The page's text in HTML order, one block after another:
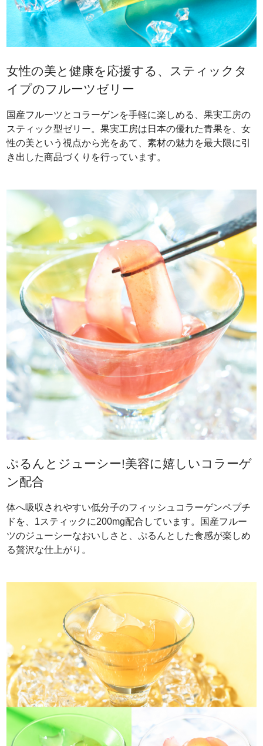
女性の美と健康を応援する、スティックタ
イプのフルーツゼリー
国産フルーツとコラーゲンを手軽に楽しめる、果実工房の
スティック型ゼリー。果実工房は日本の優れた青果を、女
性の美という視点から光をあて、素材の魅力を最大限に引
き出した商品づくりを行っています。
ぷるんとジューシー!美容に嬉しいコラーゲ
ン配合
体へ吸収されやすい低分子のフィッシュコラーゲンペプチ
ドを、1スティックに200mg配合しています。国産フルー
ツのジューシーなおいしさと、ぷるんとした食感が楽しめ
る贅沢な仕上がり。